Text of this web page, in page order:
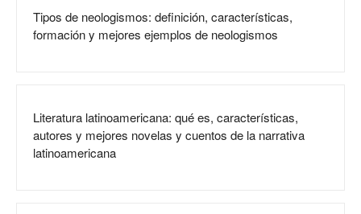
Tipos de neologismos: definición, características,
formación y mejores ejemplos de neologismos
Literatura latinoamericana: qué es, características,
autores y mejores novelas y cuentos de la narrativa
latinoamericana